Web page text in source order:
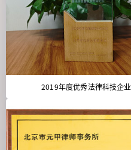
2019年度优秀法律科技企业